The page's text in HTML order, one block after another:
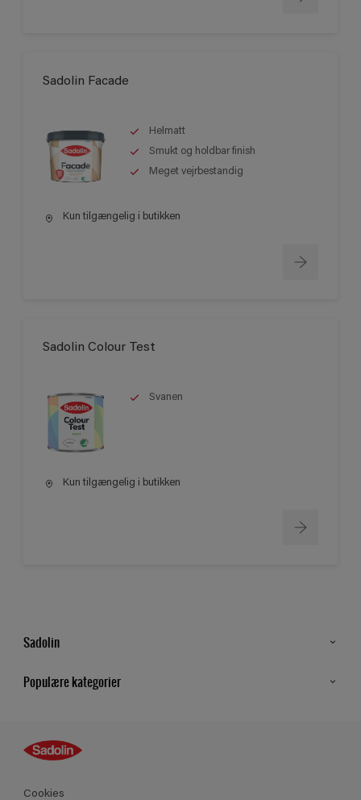
Sadolin Facade
Helmatt
Smukt og holdbar finish
Meget vejrbestandig
Kun tilgængelig i butikken
Sadolin Colour Test
Svanen
Kun tilgængelig i butikken
Sadolin
Populære kategorier
Guides
Farver
Produkter
Cookies